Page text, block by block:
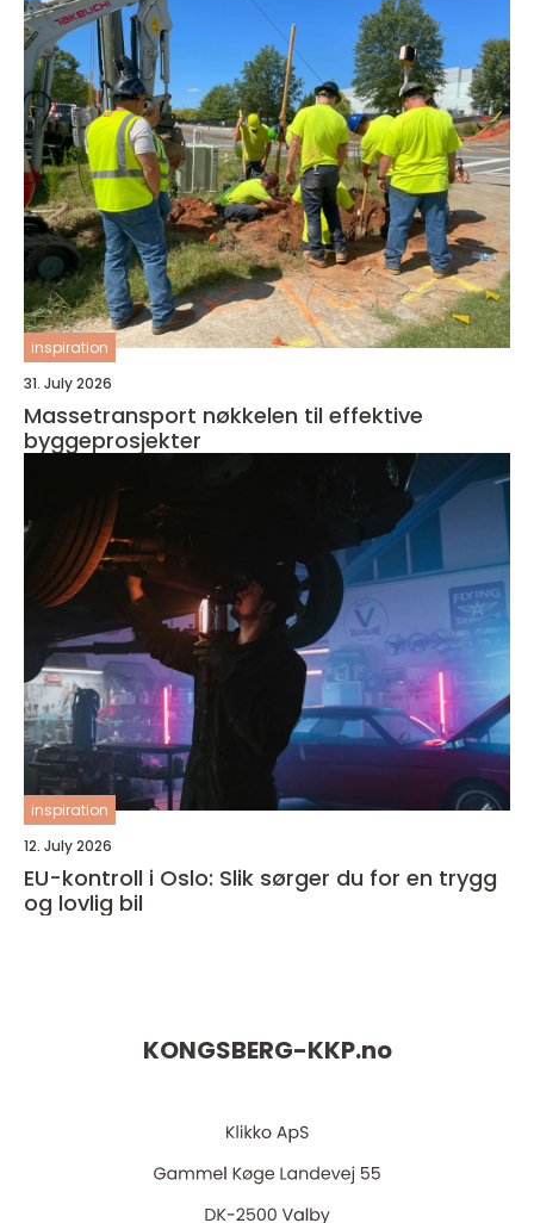
inspiration
31. July 2026
Massetransport nøkkelen til effektive
byggeprosjekter
inspiration
12. July 2026
EU-kontroll i Oslo: Slik sørger du for en trygg
og lovlig bil
KONGSBERG-KKP.no